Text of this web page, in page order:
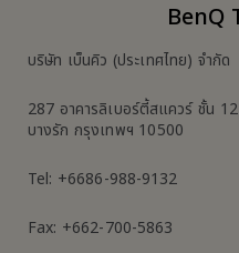
BenQ
บริษัท เบ็นคิว (ประเทศไทย) จำกัด
287 อาคารลิเบอร์ตี้สแควร์ ชั้น
บางรัก กรุงเทพฯ 10500
Tel: +6686-988-9132
Fax: +662-700-5863